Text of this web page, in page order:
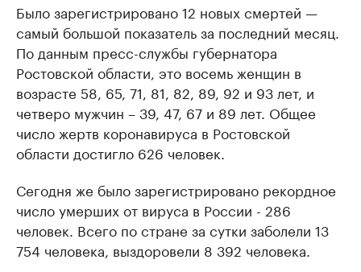
Было зарегистрировано 12 новых смертей —
самый большой показатель за последний месяц.
По данным пресс-службы губернатора
Ростовской области, это восемь женщин в
возрасте 58, 65, 71, 81, 82, 89, 92 и 93 лет, и
четверо мужчин – 39, 47, 67 и 89 лет. Общее
число жертв коронавируса в Ростовской
области достигло 626 человек.
Сегодня же было зарегистрировано рекордное
число умерших от вируса в России - 286
человек. Всего по стране за сутки заболели 13
754 человека, выздоровели 8 392 человека.